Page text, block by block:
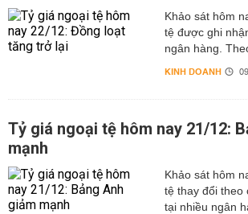
Khảo sát hôm
tệ được ghi
ngân hàng.
KINH DOANH
Tỷ giá ngoại tệ hôm nay 21/12:
mạnh
Khảo sát hôm
tệ thay đổi theo
tại nhiều ngân